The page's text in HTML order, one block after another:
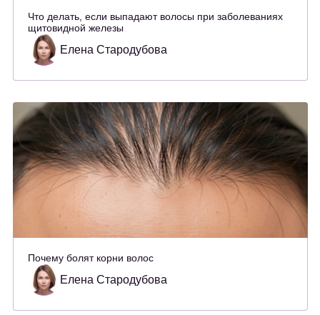
Что делать, если выпадают волосы при заболеваниях
щитовидной железы
Елена Стародубова
Почему болят корни волос
Елена Стародубова